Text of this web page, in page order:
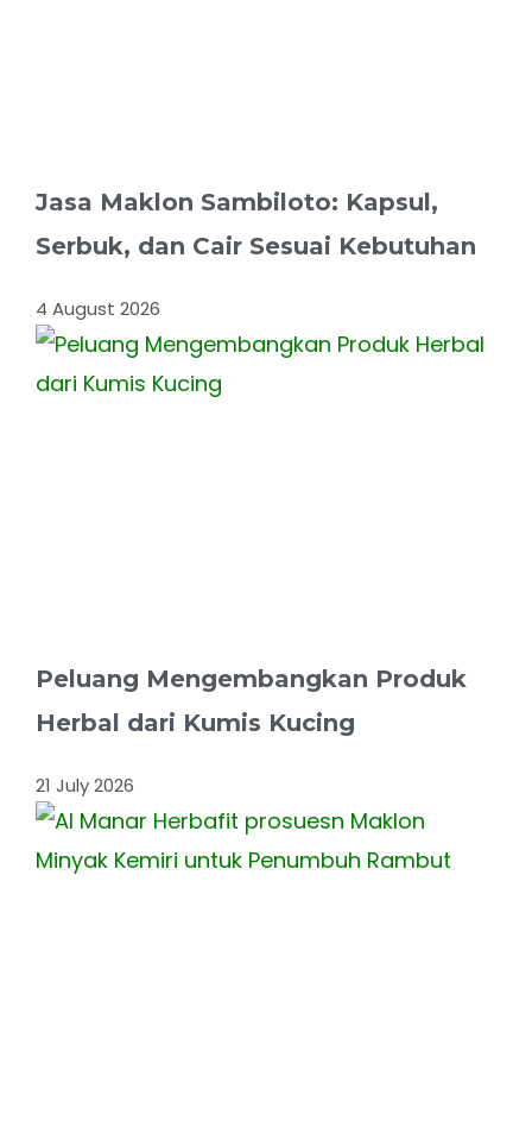
Jasa Maklon Sambiloto: Kapsul,
Serbuk, dan Cair Sesuai Kebutuhan
4 August 2026
Peluang Mengembangkan Produk
Herbal dari Kumis Kucing
21 July 2026